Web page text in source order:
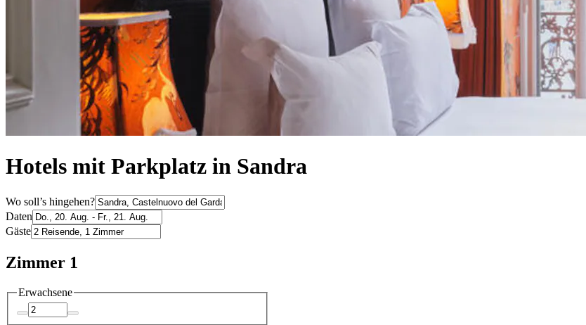
Hotels mit Parkplatz in Sandra
Wo soll’s hingehen?
Daten
Gäste
Zimmer 1
Erwachsene